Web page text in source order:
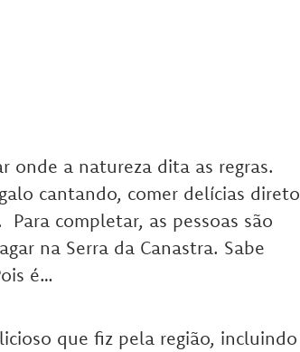
onde a natureza dita as regras.
cantando, comer delícias direto
completar, as pessoas são
na Serra da Canastra. Sabe
é…
que fiz pela região, incluindo